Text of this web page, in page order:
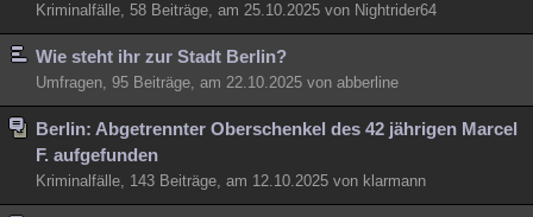
Kriminalfälle, 58 Beiträge, am 25.10.2025 von Nightrider64
Wie steht ihr zur Stadt Berlin?
Umfragen, 95 Beiträge, am 22.10.2025 von abberline
Berlin: Abgetrennter Oberschenkel des 42 jährigen Marcel
F. aufgefunden
Kriminalfälle, 143 Beiträge, am 12.10.2025 von klarmann